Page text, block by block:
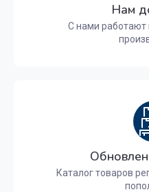
Нам
С нами работают
Каталог товаров